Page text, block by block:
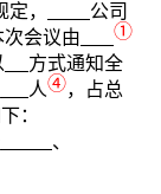
，
公司
会议由
①
方式通知全
人④，占总
：
、